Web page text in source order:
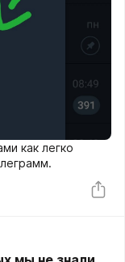
как легко